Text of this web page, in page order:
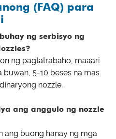
(FAQ) para
ng serbisyo ng
ng pagtatrabaho, maaari
buwan, 5-10 beses na mas
nozzle.
ang anggulo ng nozzle
ang buong hanay ng mga